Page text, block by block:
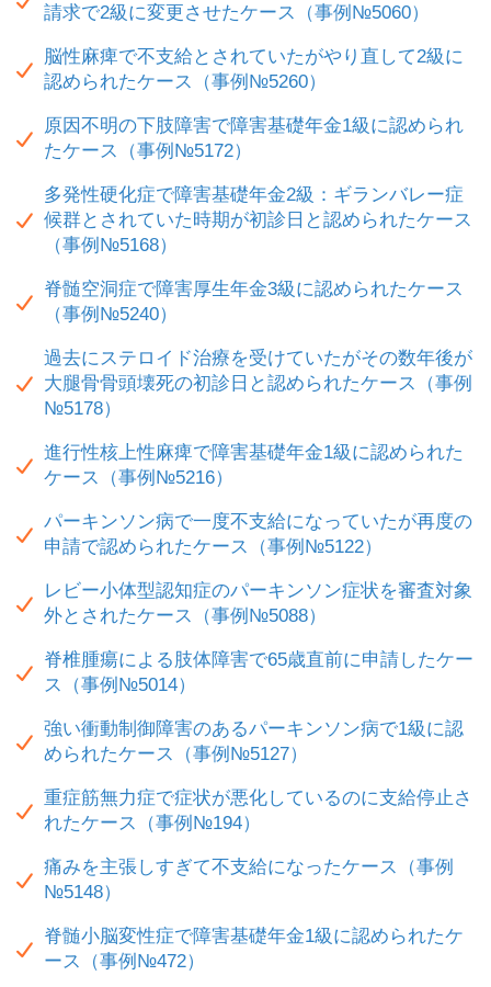
請求で2級に変更させたケース（事例№5060）
脳性麻痺で不支給とされていたがやり直して2級に
認められたケース（事例№5260）
原因不明の下肢障害で障害基礎年金1級に認められ
たケース（事例№5172）
多発性硬化症で障害基礎年金2級：ギランバレー症
候群とされていた時期が初診日と認められたケース
（事例№5168）
脊髄空洞症で障害厚生年金3級に認められたケース
（事例№5240）
過去にステロイド治療を受けていたがその数年後が
大腿骨骨頭壊死の初診日と認められたケース（事例
№5178）
進行性核上性麻痺で障害基礎年金1級に認められた
ケース（事例№5216）
パーキンソン病で一度不支給になっていたが再度の
申請で認められたケース（事例№5122）
レビー小体型認知症のパーキンソン症状を審査対象
外とされたケース（事例№5088）
脊椎腫瘍による肢体障害で65歳直前に申請したケー
ス（事例№5014）
強い衝動制御障害のあるパーキンソン病で1級に認
められたケース（事例№5127）
重症筋無力症で症状が悪化しているのに支給停止さ
れたケース（事例№194）
痛みを主張しすぎて不支給になったケース（事例
№5148）
脊髄小脳変性症で障害基礎年金1級に認められたケ
ース（事例№472）